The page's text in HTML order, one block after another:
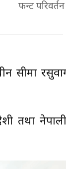
फन्ट
सीमा
तथा